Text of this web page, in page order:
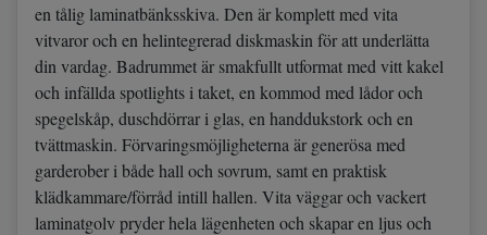
en tålig laminatbänksskiva. Den är komplett med vita
vitvaror och en helintegrerad diskmaskin för att underlätta
din vardag. Badrummet är smakfullt utformat med vitt kakel
och infällda spotlights i taket, en kommod med lådor och
spegelskåp, duschdörrar i glas, en handdukstork och en
tvättmaskin. Förvaringsmöjligheterna är generösa med
garderober i både hall och sovrum, samt en praktisk
klädkammare/förråd intill hallen. Vita väggar och vackert
laminatgolv pryder hela lägenheten och skapar en ljus och